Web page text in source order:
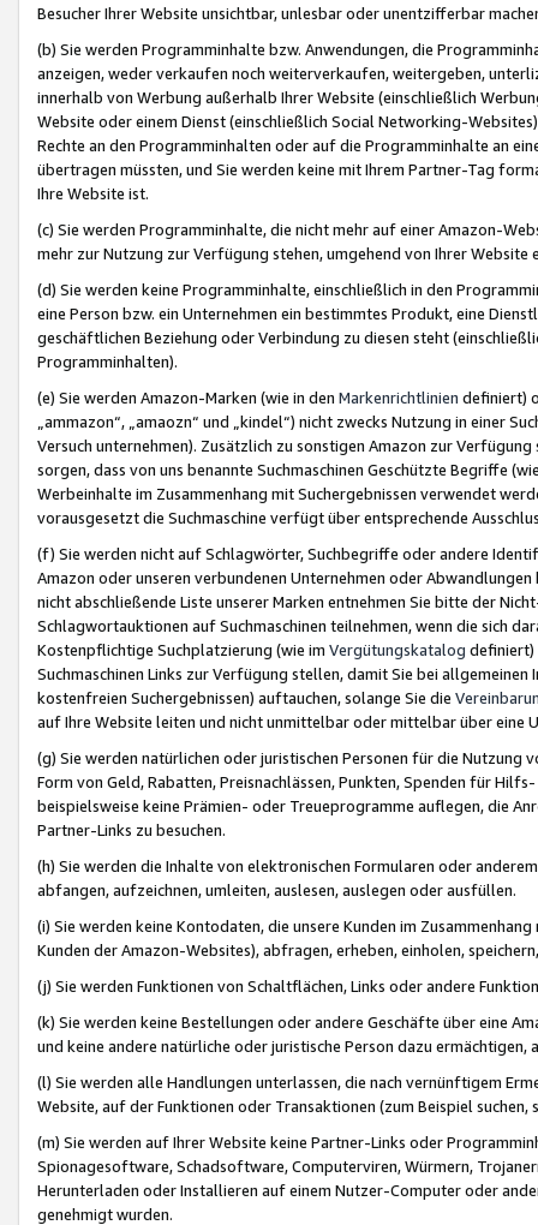
Besucher Ihrer Website unsichtbar, unlesbar oder unentzifferbar
(b) Sie werden Programminhalte bzw. Anwendungen, die
anzeigen, weder verkaufen noch weiterverkaufen, weitergeben,
innerhalb von Werbung außerhalb Ihrer Website (einschließlich
Website oder einem Dienst (einschließlich Social Networking-
Rechte an den Programminhalten oder auf die Programminhalte an
übertragen müssten, und Sie werden keine mit Ihrem Partner-Tag
Ihre Website ist.
(c) Sie werden Programminhalte, die nicht mehr auf einer Amazon-
mehr zur Nutzung zur Verfügung stehen, umgehend von Ihrer
(d) Sie werden keine Programminhalte, einschließlich in den
eine Person bzw. ein Unternehmen ein bestimmtes Produkt, eine
geschäftlichen Beziehung oder Verbindung zu diesen steht
Programminhalten).
(e) Sie werden Amazon-Marken (wie in den Markenrichtlinien definiert)
„ammazon“, „amaozn“ und „kindel“) nicht zwecks Nutzung in einer
Versuch unternehmen). Zusätzlich zu sonstigen Amazon zur
sorgen, dass von uns benannte Suchmaschinen Geschützte Begriffe
Werbeinhalte im Zusammenhang mit Suchergebnissen verwendet
vorausgesetzt die Suchmaschine verfügt über entsprechende
(f) Sie werden nicht auf Schlagwörter, Suchbegriffe oder andere
Amazon oder unseren verbundenen Unternehmen oder
nicht abschließende Liste unserer Marken entnehmen Sie bitte der
Schlagwortauktionen auf Suchmaschinen teilnehmen, wenn die sich
Kostenpflichtige Suchplatzierung (wie im Vergütungskatalog definiert)
Suchmaschinen Links zur Verfügung stellen, damit Sie bei
kostenfreien Suchergebnissen) auftauchen, solange Sie die
auf Ihre Website leiten und nicht unmittelbar oder mittelbar über eine
(g) Sie werden natürlichen oder juristischen Personen für die Nutzung
Form von Geld, Rabatten, Preisnachlässen, Punkten, Spenden für
beispielsweise keine Prämien- oder Treueprogramme auflegen, die
Partner-Links zu besuchen.
(h) Sie werden die Inhalte von elektronischen Formularen oder
abfangen, aufzeichnen, umleiten, auslesen, auslegen oder ausfüllen.
(i) Sie werden keine Kontodaten, die unsere Kunden im
Kunden der Amazon-Websites), abfragen, erheben, einholen,
(j) Sie werden Funktionen von Schaltflächen, Links oder andere
(k) Sie werden keine Bestellungen oder andere Geschäfte über eine
und keine andere natürliche oder juristische Person dazu
(l) Sie werden alle Handlungen unterlassen, die nach vernünftigem
Website, auf der Funktionen oder Transaktionen (zum Beispiel
(m) Sie werden auf Ihrer Website keine Partner-Links oder
Spionagesoftware, Schadsoftware, Computerviren, Würmern,
Herunterladen oder Installieren auf einem Nutzer-Computer oder
genehmigt wurden.